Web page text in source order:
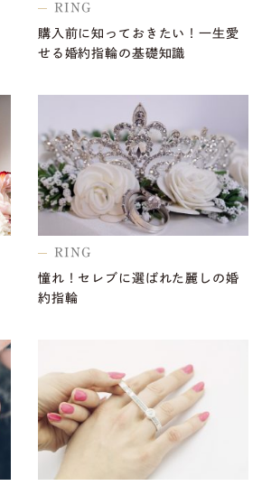
RING
購入前に知っておきたい！一生愛
せる婚約指輪の基礎知識
RING
憧れ！セレブに選ばれた麗しの婚
約指輪